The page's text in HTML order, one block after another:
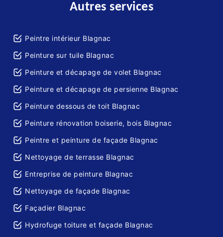
Autres services
Peintre intérieur Blagnac
Peinture sur tuile Blagnac
Peinture et décapage de volet Blagnac
Peinture et décapage de persienne Blagnac
Peinture dessous de toit Blagnac
Peinture rénovation boiserie, bois Blagnac
Peintre et peinture de façade Blagnac
Nettoyage de terrasse Blagnac
Entreprise de peinture Blagnac
Nettoyage de façade Blagnac
Façadier Blagnac
Hydrofuge toiture et façade Blagnac